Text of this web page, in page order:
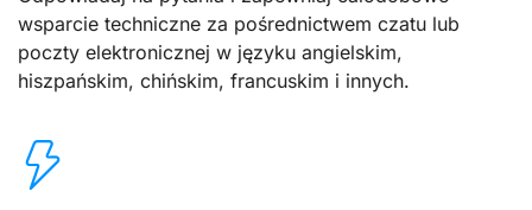
wsparcie techniczne za pośrednictwem czatu lub
poczty elektronicznej w języku angielskim,
hiszpańskim, chińskim, francuskim i innych.